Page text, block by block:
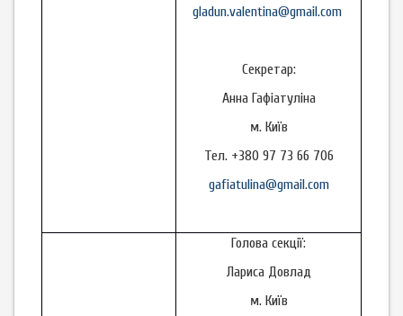
gladun.valentina@gmail.com
Секретар:
Анна Гафіатуліна
м. Київ
Тел. +380 97 73 66 706
gafiatulina@gmail.com
Голова секції:
Лариса Довлад
м. Київ